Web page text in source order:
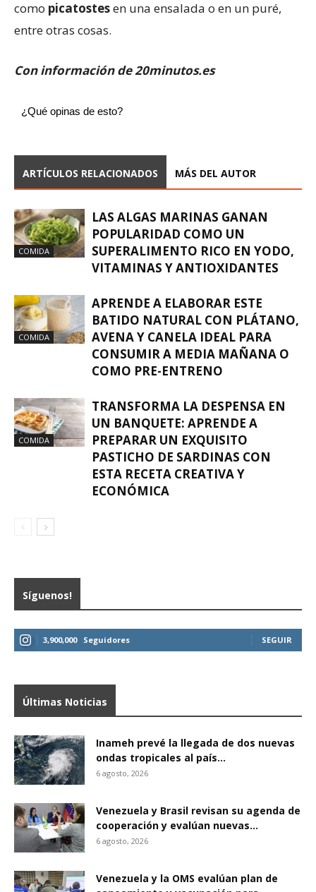
como picatostesen una ensalada o en un puré,
entre otras cosas.
Con información de 20minutos.es
¿Qué opinas de esto?
ARTÍCULOS RELACIONADOS MÁS DEL AUTOR
COMIDA
LAS ALGAS MARINAS GANAN
POPULARIDAD COMO UN
SUPERALIMENTO RICO EN YODO,
VITAMINAS Y ANTIOXIDANTES
COMIDA
APRENDE A ELABORAR ESTE
BATIDO NATURAL CON PLÁTANO,
AVENA Y CANELA IDEAL PARA
CONSUMIR A MEDIA MAÑANA O
COMO PRE-ENTRENO
COMIDA
TRANSFORMA LA DESPENSA EN
UN BANQUETE: APRENDE A
PREPARAR UN EXQUISITO
PASTICHO DE SARDINAS CON
ESTA RECETA CREATIVA Y
ECONÓMICA
Síguenos!
3,900,000 Seguidores SEGUIR
Últimas Noticias
Inameh prevé la llegada de dos nuevas
ondas tropicales al país...
6 agosto, 2026
Venezuela y Brasil revisan su agenda de
cooperación y evalúan nuevas...
6 agosto, 2026
Venezuela y la OMS evalúan plan de